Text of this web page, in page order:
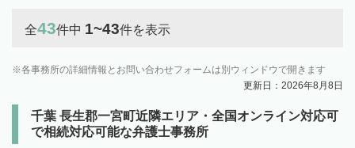
全43件中 1~43件を表示
各事務所の詳細情報とお問い合わせフォームは別ウィンドウで開きます
更新日：2026年8月8日
千葉 長生郡一宮町近隣エリア・全国オンライン対応可
で相続対応可能な弁護士事務所